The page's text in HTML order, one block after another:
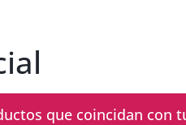
que coincidan con